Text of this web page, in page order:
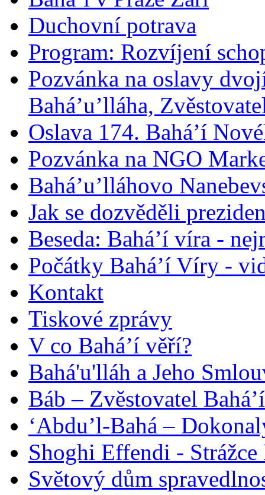
Duchovní potrava
Program: Rozvíjení
Pozvánka na oslavy
Bahá’u’lláha,
Oslava 174. Bahá’í
Pozvánka na NGO
Bahá’u’lláhovo
Jak se dozvěděli
Beseda: Bahá’í víra -
Počátky Bahá’í Víry -
Kontakt
Tiskové zprávy
V co Bahá’í věří?
Bahá'u'lláh a Jeho
Báb – Zvěstovatel
‘Abdu’l-Bahá –
Shoghi Effendi -
Světový dům